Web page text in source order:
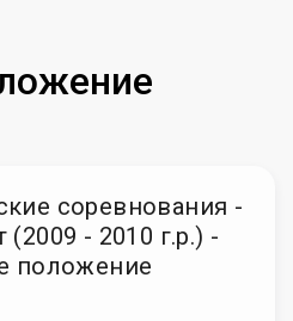
соревнования -
- 2010 г.р.) -
положение